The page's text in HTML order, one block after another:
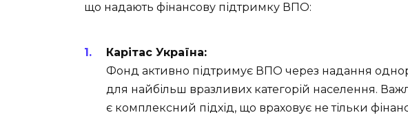
що надають фінансову підтримку ВПО:
Карітас Україна:
Фонд активно підтримує ВПО через надання
для найбільш вразливих категорій населення.
є комплексний підхід, що враховує не тільки